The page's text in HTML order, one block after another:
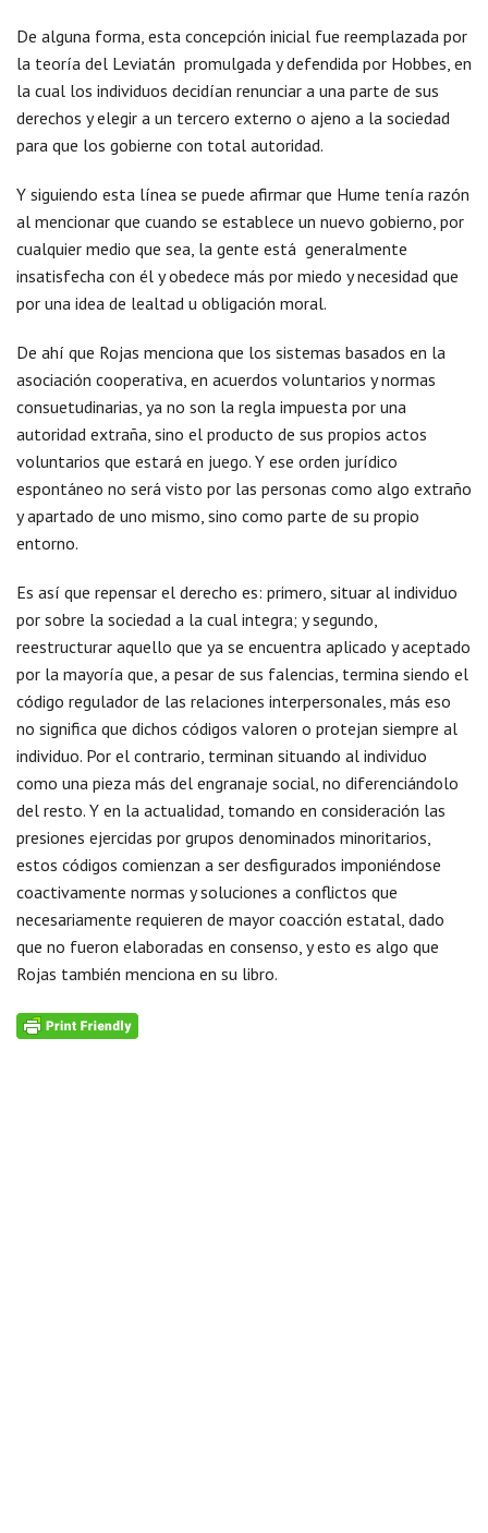
De alguna forma, esta concepción inicial fue reemplazada por
la teoría del Leviatán promulgada y defendida por Hobbes, en
la cual los individuos decidían renunciar a una parte de sus
derechos y elegir a un tercero externo o ajeno a la sociedad
para que los gobierne con total autoridad.
Y siguiendo esta línea se puede afirmar que Hume tenía razón
al mencionar que cuando se establece un nuevo gobierno, por
cualquier medio que sea, la gente está generalmente
insatisfecha con él y obedece más por miedo y necesidad que
por una idea de lealtad u obligación moral.
De ahí que Rojas menciona que los sistemas basados en la
asociación cooperativa, en acuerdos voluntarios y normas
consuetudinarias, ya no son la regla impuesta por una
autoridad extraña, sino el producto de sus propios actos
voluntarios que estará en juego. Y ese orden jurídico
espontáneo no será visto por las personas como algo extraño
y apartado de uno mismo, sino como parte de su propio
entorno.
Es así que repensar el derecho es: primero, situar al individuo
por sobre la sociedad a la cual integra; y segundo,
reestructurar aquello que ya se encuentra aplicado y aceptado
por la mayoría que, a pesar de sus falencias, termina siendo el
código regulador de las relaciones interpersonales, más eso
no significa que dichos códigos valoren o protejan siempre al
individuo. Por el contrario, terminan situando al individuo
como una pieza más del engranaje social, no diferenciándolo
del resto. Y en la actualidad, tomando en consideración las
presiones ejercidas por grupos denominados minoritarios,
estos códigos comienzan a ser desfigurados imponiéndose
coactivamente normas y soluciones a conflictos que
necesariamente requieren de mayor coacción estatal, dado
que no fueron elaboradas en consenso, y esto es algo que
Rojas también menciona en su libro.